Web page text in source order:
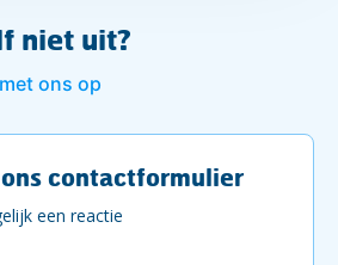
niet uit?
ons op
contactformulier
een reactie